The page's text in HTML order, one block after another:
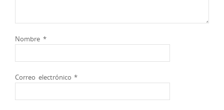
Nombre *
Correo electrónico*